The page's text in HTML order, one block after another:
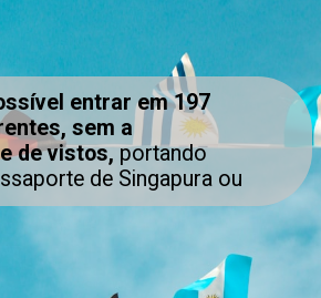
entrar em 197
sem a
de vistos,portando
de Singapura ou